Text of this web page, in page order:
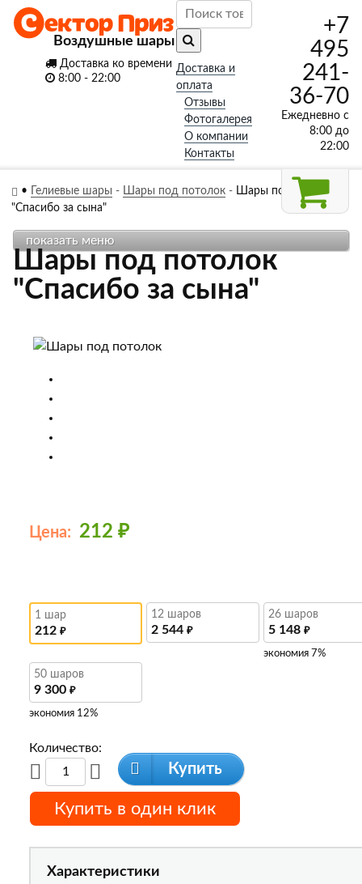
Воздушные шары
Доставка ко времени
8:00 - 22:00
Доставка и
оплата
Отзывы
Фотогалерея
О компании
Контакты
+7
495
241-
36-70
Ежедневно с
8:00 до
22:00
• Гелиевые шары - Шары под потолок- Шары под потолок
"Спасибо за сына"
Шары под потолок
"Спасибо за сына"
Цена: 212 ₽
1 шар
212 ₽
12 шаров
2 544 ₽
26 шаров
5 148 ₽
экономия 7%
50 шаров
9 300 ₽
экономия 12%
Количество:
Купить
Купить в один клик
Характеристики
показать меню